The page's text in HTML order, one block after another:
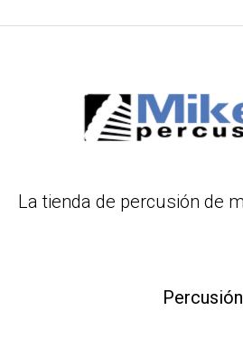
La tienda de percusión de
Percusión